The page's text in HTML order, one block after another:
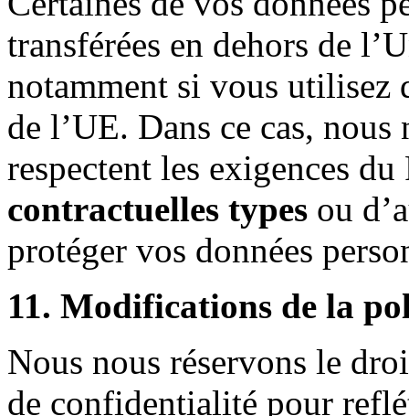
transférées en dehors de
notamment si vous utilisez
de l’UE. Dans ce cas, nous
respectent les exigences
contractuelles types ou
protéger vos données
11. Modifications de la
Nous nous réservons le
de confidentialité pour